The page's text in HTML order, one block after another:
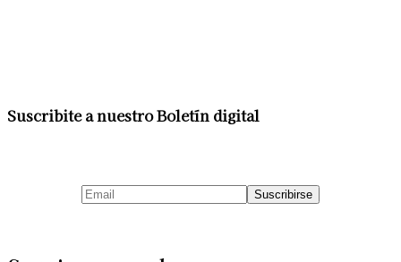
Suscribite a nuestro Boletín digital